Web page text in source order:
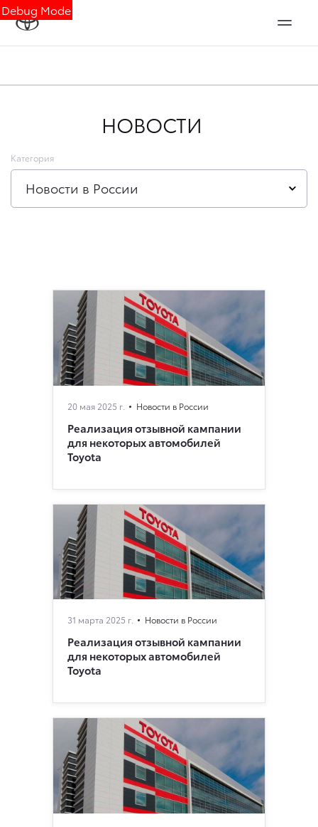
Debug Mode
НОВОСТИ
Категория
Новости в России
20 мая 2025 г. Новости в России
Реализация отзывной кампании
для некоторых автомобилей
Toyota
31 марта 2025 г. Новости в России
Реализация отзывной кампании
для некоторых автомобилей
Toyota